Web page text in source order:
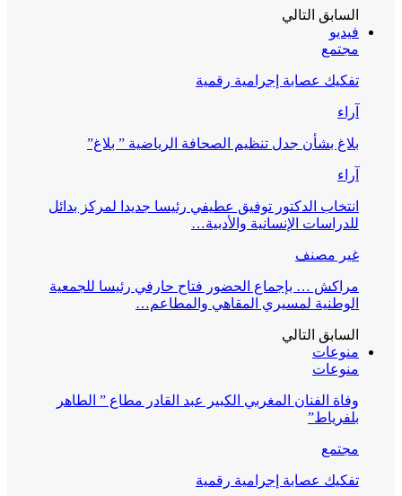
السابق التالي
فيديو
مجتمع
تفكيك عصابة إجرامية رقمية
آراء
بلاغ بشأن جدل تنظيم الصحافة الرياضية ” بلاغ”
آراء
انتخاب الدكتور توفيق عطيفي رئيسا جديدا لمركز بدائل
للدراسات الإنسانية والأدبية…
غير مصنف
مراكش … بإجماع الحضور فتاح حارفي رئيسا للجمعية
الوطنية لمسيري المقاهي والمطاعم…
السابق التالي
منوعات
منوعات
وفاة الفنان المغربي الكبير عبد القادر مطاع ” الطاهر
بلفرياط”
مجتمع
تفكيك عصابة إجرامية رقمية